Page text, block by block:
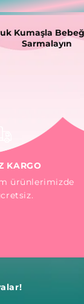
Kumaşla
Sarmalayın
KARGO
ürünlerimizde